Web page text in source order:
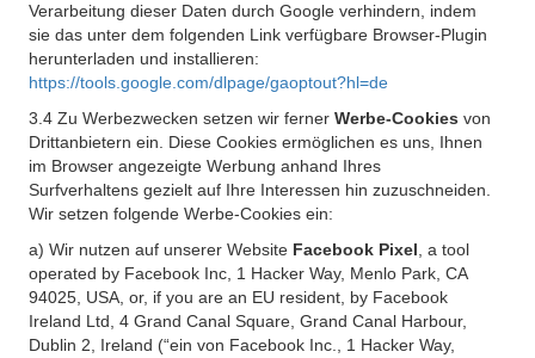
Verarbeitung dieser Daten durch Google verhindern, indem
sie das unter dem folgenden Link verfügbare Browser-Plugin
herunterladen und installieren:
https://tools.google.com/dlpage/gaoptout?hl=de
3.4 Zu Werbezwecken setzen wir ferner Werbe-Cookies von
Drittanbietern ein. Diese Cookies ermöglichen es uns, Ihnen
im Browser angezeigte Werbung anhand Ihres
Surfverhaltens gezielt auf Ihre Interessen hin zuzuschneiden.
Wir setzen folgende Werbe-Cookies ein:
a) Wir nutzen auf unserer Website Facebook Pixel , a tool
operated by Facebook Inc, 1 Hacker Way, Menlo Park, CA
94025, USA, or, if you are an EU resident, by Facebook
Ireland Ltd, 4 Grand Canal Square, Grand Canal Harbour,
Dublin 2, Ireland (“ein von Facebook Inc., 1 Hacker Way,